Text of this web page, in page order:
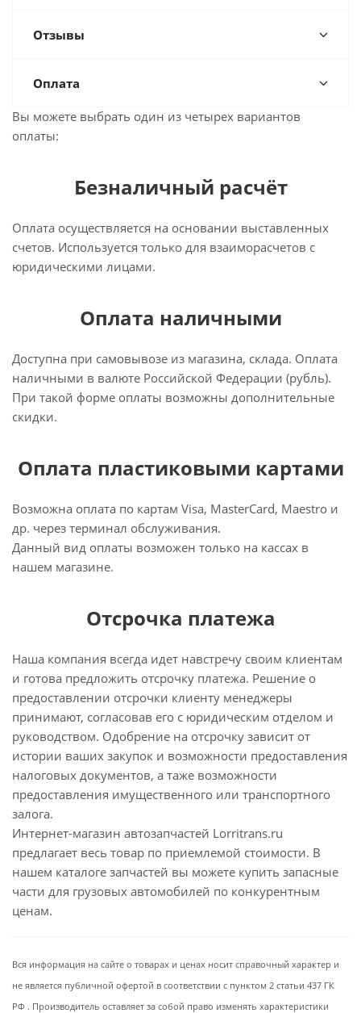
Отзывы
Оплата
Вы можете выбрать один из четырех вариантов
оплаты:
Безналичный расчёт
Оплата осуществляется на основании выставленных
счетов. Используется только для взаиморасчетов с
юридическими лицами.
Оплата наличными
Доступна при самовывозе из магазина, склада. Оплата
наличными в валюте Российской Федерации (рубль).
При такой форме оплаты возможны дополнительные
скидки.
Оплата пластиковыми картами
Возможна оплата по картам Visa, MasterCard, Maestro и
др. через терминал обслуживания.
Данный вид оплаты возможен только на кассах в
нашем магазине.
Отсрочка платежа
Наша компания всегда идет навстречу своим клиентам
и готова предложить отсрочку платежа. Решение о
предоставлении отсрочки клиенту менеджеры
принимают, согласовав его с юридическим отделом и
руководством. Одобрение на отсрочку зависит от
истории ваших закупок и возможности предоставления
налоговых документов, а таже возможности
предоставления имущественного или транспортного
залога.
Интернет-магазин автозапчастей Lorritrans.ru
предлагает весь товар по приемлемой стоимости. В
нашем каталоге запчастей вы можете купить запасные
части для грузовых автомобилей по конкурентным
ценам.
Вся информация на сайте о товарах и ценах носит справочный характер и
не является публичной офертой в соответствии с пунктом 2 статьи 437 ГК
РФ . Производитель оставляет за собой право изменять характеристики